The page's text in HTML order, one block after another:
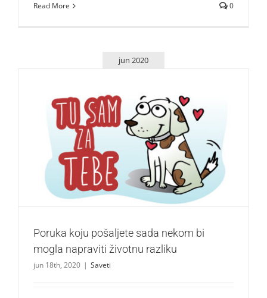
Read More 0
jun 2020
Poruka koju pošaljete sada nekom bi mogla napraviti
životnu razliku
Poruka koju pošaljete sada nekom bi
mogla napraviti životnu razliku
jun 18th, 2020 | Saveti